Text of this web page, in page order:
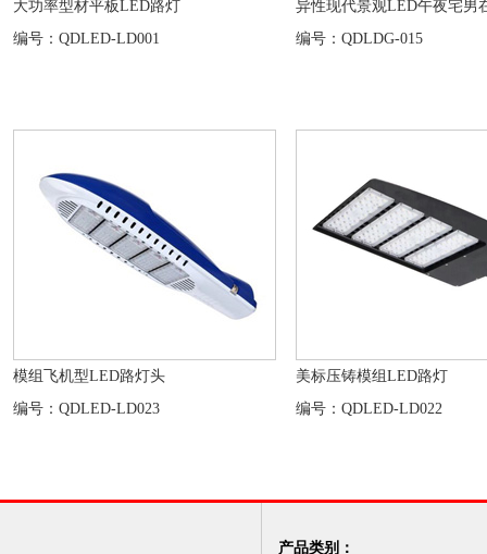
大功率型材平板LED路灯
编号：QDLED-LD001
异性现代景观LED午夜宅男
编号：QDLDG-015
模组飞机型LED路灯头
编号：QDLED-LD023
美标压铸模组LED路灯
编号：QDLED-LD022
产品类别：